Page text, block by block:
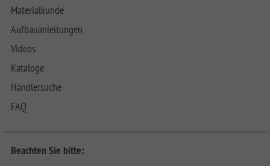
Materialkunde
Aufbauanleitungen
Videos
Kataloge
Händlersuche
FAQ
Beachten Sie bitte: